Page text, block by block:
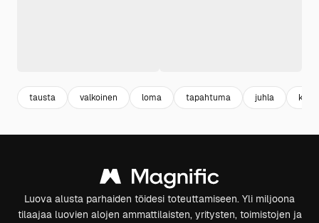
tausta valkoinen loma tapahtuma juhla kieli
Luova alusta parhaiden töidesi toteuttamiseen. Yli miljoona
tilaajaa luovien alojen ammattilaisten, yritysten, toimistojen ja